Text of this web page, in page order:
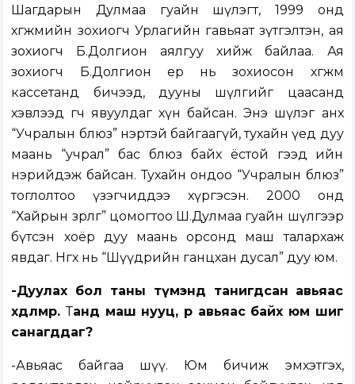
Шагдарын Дулмаа гуайн шүлэгт, 1999 онд
хөгжмийн зохиогч Урлагийн гавьяат зүтгэлтэн, ая
зохиогч Б.Долгион аялгуу хийж байлаа. Ая
зохиогч Б.Долгион ер нь зохиосон хөгжмөө
кассетанд бичээд, дууны шүлгийг цаасанд
хэвлээд өгч явуулдаг хүн байсан. Энэ шүлэг анх
“Учралын блюз” нэртэй байгаагүй, тухайн үед дуу
маань “учрал” бас блюз байх ёстой гээд ийн
нэрийдэж байсан. Тухайн ондоо “Учралын блюз”
тоглолтоо үзэгчиддээ хүргэсэн. 2000 онд
“Хайрын зөрлөг” цомогтоо Ш.Дулмаа гуайн шүлгээр
бүтсэн хоёр дуу маань орсонд маш талархаж
явдаг. Нөгөөх нь “Шүүдрийн ганцхан дусал” дуу юм.
-Дуулах бол таны түмэнд танигдсан авьяас
хөдөлмөр.Танд маш нууц, өөр авьяас байх юм шиг
санагддаг?
-Авьяас байгаа шүү. Юм бичиж эмхэтгэх,